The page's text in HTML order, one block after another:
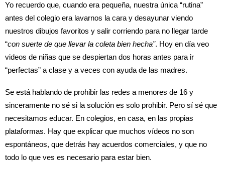
Yo recuerdo que, cuando era pequeña, nuestra única “rutina”
antes del colegio era lavarnos la cara y desayunar viendo
nuestros dibujos favoritos y salir corriendo para no llegar tarde
“con suerte de que llevar la coleta bien hecha”. Hoy en día veo
videos de niñas que se despiertan dos horas antes para ir
“perfectas” a clase y a veces con ayuda de las madres.
Se está hablando de prohibir las redes a menores de 16 y
sinceramente no sé si la solución es solo prohibir. Pero sí sé que
necesitamos educar. En colegios, en casa, en las propias
plataformas. Hay que explicar que muchos vídeos no son
espontáneos, que detrás hay acuerdos comerciales, y que no
todo lo que ves es necesario para estar bien.